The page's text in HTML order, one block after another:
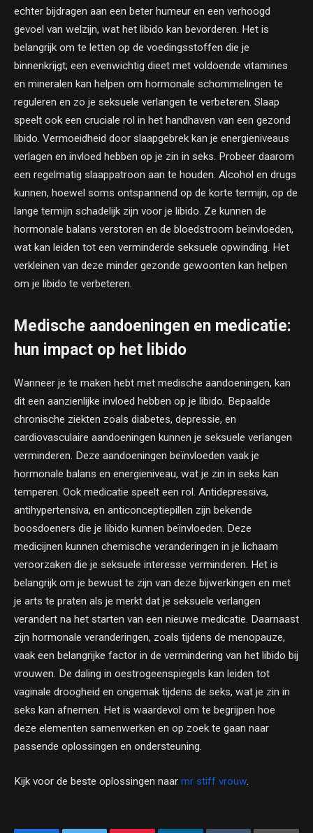
echter bijdragen aan een beter humeur en een verhoogd
gevoel van welzijn, wat het libido kan bevorderen. Het is
belangrijk om te letten op de voedingsstoffen die je
binnenkrijgt; een evenwichtig dieet met voldoende vitamines
en mineralen kan helpen om hormonale schommelingen te
reguleren en zo je seksuele verlangen te verbeteren. Slaap
speelt ook een cruciale rol in het handhaven van een gezond
libido. Vermoeidheid door slaapgebrek kan je energieniveaus
verlagen en invloed hebben op je zin in seks. Probeer daarom
een regelmatig slaappatroon aan te houden. Alcohol en drugs
kunnen, hoewel soms ontspannend op de korte termijn, op de
lange termijn schadelijk zijn voor je libido. Ze kunnen de
hormonale balans verstoren en de bloedstroom beïnvloeden,
wat kan leiden tot een verminderde seksuele opwinding. Het
verkleinen van deze minder gezonde gewoonten kan helpen
om je libido te verbeteren.
Medische aandoeningen en medicatie:
hun impact op het libido
Wanneer je te maken hebt met medische aandoeningen, kan
dit een aanzienlijke invloed hebben op je libido. Bepaalde
chronische ziekten zoals diabetes, depressie, en
cardiovasculaire aandoeningen kunnen je seksuele verlangen
verminderen. Deze aandoeningen beïnvloeden vaak je
hormonale balans en energieniveau, wat je zin in seks kan
temperen. Ook medicatie speelt een rol. Antidepressiva,
antihypertensiva, en anticonceptiepillen zijn bekende
boosdoeners die je libido kunnen beïnvloeden. Deze
medicijnen kunnen chemische veranderingen in je lichaam
veroorzaken die je seksuele interesse verminderen. Het is
belangrijk om je bewust te zijn van deze bijwerkingen en met
je arts te praten als je merkt dat je seksuele verlangen
verandert na het starten van een nieuwe medicatie. Daarnaast
zijn hormonale veranderingen, zoals tijdens de menopauze,
vaak een belangrijke factor in de vermindering van het libido bij
vrouwen. De daling in oestrogeenspiegels kan leiden tot
vaginale droogheid en ongemak tijdens de seks, wat je zin in
seks kan afnemen. Het is waardevol om te begrijpen hoe
deze elementen samenwerken en op zoek te gaan naar
passende oplossingen en ondersteuning.
Kijk voor de beste oplossingen naar mr stiff vrouw.